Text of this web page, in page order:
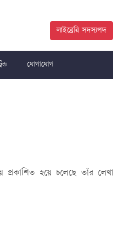
লাইব্রেরি সদস্যপদ
যোগাযোগ
প্রকাশিত হয়ে চলেছে তাঁর